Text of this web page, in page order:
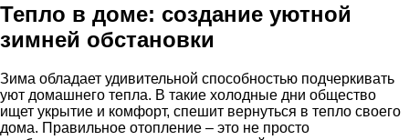
Тепло в доме: создание уютной
зимней обстановки
Зима обладает удивительной способностью подчеркивать
уют домашнего тепла. В такие холодные дни общество
ищет укрытие и комфорт, спешит вернуться в тепло своего
дома. Правильное отопление – это не просто